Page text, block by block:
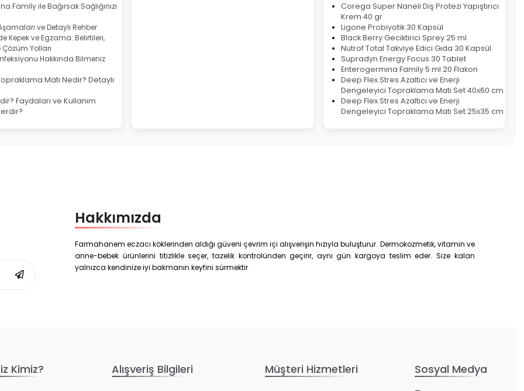
Family ile Bağırsak Sağlığınızı
ve Detaylı Rehber
Kepek ve Egzama: Belirtileri,
Yolları
Hakkında Bilmeniz
Matı Nedir? Detaylı
Faydaları ve Kullanım
Corega Super Naneli Diş Protezi Yapıştırıcı
Krem 40 gr
Ligone Probiyotik 30 Kapsül
Black Berry Geciktirici Sprey 25 ml
Nutrof Total Takviye Edici Gıda 30 Kapsül
Supradyn Energy Focus 30 Tablet
Enterogermina Family 5 ml 20 Flakon
Deep Flex Stres Azaltıcı ve Enerji
Dengeleyici Topraklama Matı Set 40x60 cm
Deep Flex Stres Azaltıcı ve Enerji
Dengeleyici Topraklama Matı Set 25x35 cm
Hakkımızda
Farmahanem eczacı köklerinden aldığı güveni çevrim içi alışverişin hızıyla buluşturur. Dermokozmetik, vitamin ve
anne-bebek ürünlerini titizlikle seçer, tazelik kontrolünden geçirir, aynı gün kargoya teslim eder. Size kalan
yalnızca kendinize iyi bakmanın keyfini sürmektir
Kimiz? Alışveriş Bilgileri Müşteri Hizmetleri Sosyal Medya